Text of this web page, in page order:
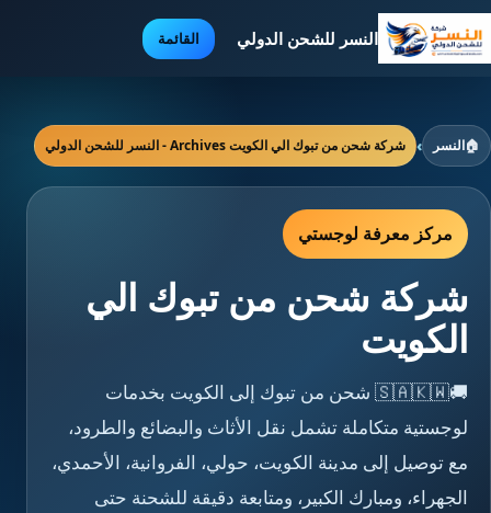
النسر للشحن الدولي القائمة
🏠النسر › شركة شحن من تبوك الي الكويت Archives - النسر للشحن الدولي
مركز معرفة لوجستي
شركة شحن من تبوك الي
الكويت
🚚🇸🇦🇰🇼 شحن من تبوك إلى الكويت بخدمات
لوجستية متكاملة تشمل نقل الأثاث والبضائع والطرود،
مع توصيل إلى مدينة الكويت، حولي، الفروانية، الأحمدي،
الجهراء، ومبارك الكبير، ومتابعة دقيقة للشحنة حتى